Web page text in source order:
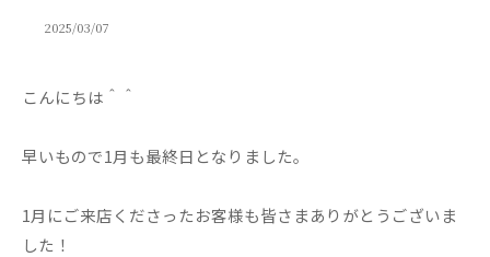
2025/03/07
こんにちは＾＾
早いもので1月も最終日となりました。
1月にご来店くださったお客様も皆さまありがとうございま
した！